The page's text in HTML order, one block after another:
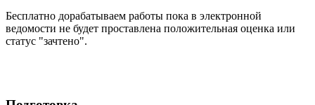
Бесплатно дорабатываем работы пока в электронной
ведомости не будет проставлена положительная оценка или
статус "зачтено".